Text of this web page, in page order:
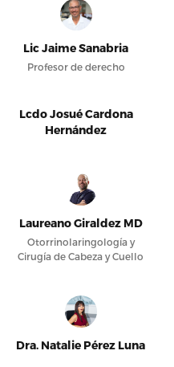
Lic Jaime Sanabria
Profesor de derecho
Lcdo Josué Cardona
Hernández
Laureano Giraldez MD
Otorrinolaringología y
Cirugía de Cabeza y Cuello
Dra. Natalie Pérez Luna